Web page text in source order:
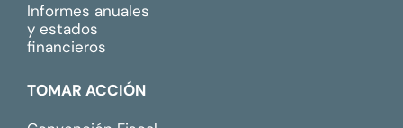
Informes anuales
y estados
financieros
TOMAR ACCIÓN